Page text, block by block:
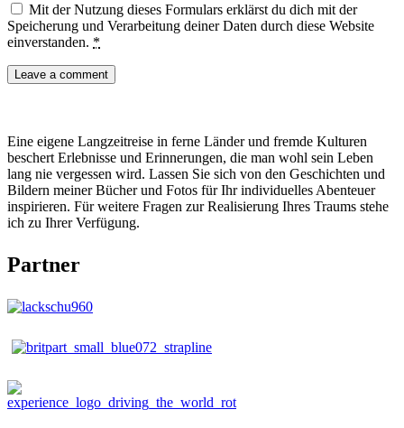
Mit der Nutzung dieses Formulars erklärst du dich mit der
Speicherung und Verarbeitung deiner Daten durch diese Website
einverstanden. *
Eine eigene Langzeitreise in ferne Länder und fremde Kulturen
beschert Erlebnisse und Erinnerungen, die man wohl sein Leben
lang nie vergessen wird. Lassen Sie sich von den Geschichten und
Bildern meiner Bücher und Fotos für Ihr individuelles Abenteuer
inspirieren. Für weitere Fragen zur Realisierung Ihres Traums stehe
ich zu Ihrer Verfügung.
Partner